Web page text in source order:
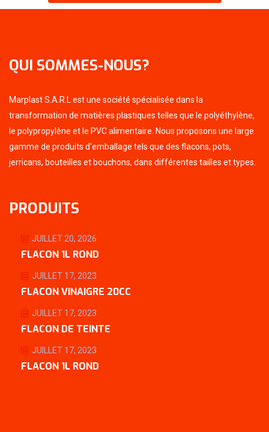
QUI SOMMES-NOUS?
Marplast S.A.R.L est une société spécialisée dans la
transformation de matières plastiques telles que le polyéthylène,
le polypropylène et le PVC alimentaire. Nous proposons une large
gamme de produits d'emballage tels que des flacons, pots,
jerricans, bouteilles et bouchons, dans différentes tailles et types.
PRODUITS
JUILLET 20, 2026
FLACON 1L ROND
JUILLET 17, 2023
FLACON VINAIGRE 20CC
JUILLET 17, 2023
FLACON DE TEINTE
JUILLET 17, 2023
FLACON 1L ROND